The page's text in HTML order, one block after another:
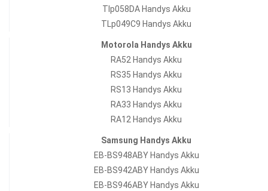
Tlp058DA Handys Akku
TLp049C9 Handys Akku
Motorola Handys Akku
RA52 Handys Akku
RS35 Handys Akku
RS13 Handys Akku
RA33 Handys Akku
RA12 Handys Akku
Samsung Handys Akku
EB-BS948ABY Handys Akku
EB-BS942ABY Handys Akku
EB-BS946ABY Handys Akku